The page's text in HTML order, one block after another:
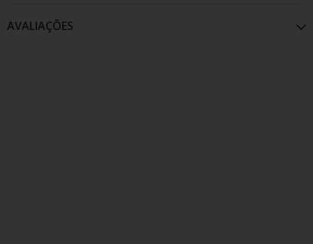
Nebbiolo é uma casta com características únicas.
AVALIAÇÕES